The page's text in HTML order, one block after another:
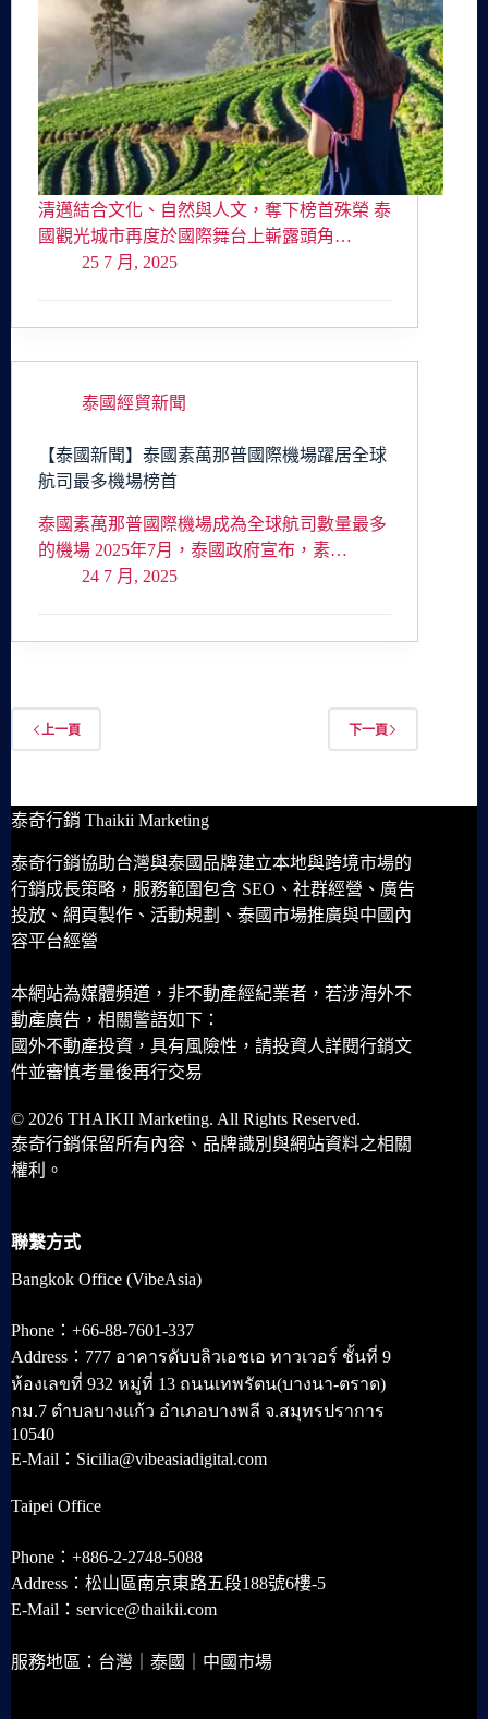
清邁結合文化、自然與人文，奪下榜首殊榮 泰
國觀光城市再度於國際舞台上嶄露頭角…
25 7 月, 2025
泰國經貿新聞
【泰國新聞】泰國素萬那普國際機場躍居全球
航司最多機場榜首
泰國素萬那普國際機場成為全球航司數量最多
的機場 2025年7月，泰國政府宣布，素…
24 7 月, 2025
上一頁 下一頁
泰奇行銷 Thaikii Marketing
泰奇行銷協助台灣與泰國品牌建立本地與跨境市場的
行銷成長策略，服務範圍包含 SEO、社群經營、廣告
投放、網頁製作、活動規劃、泰國市場推廣與中國內
容平台經營
本網站為媒體頻道，非不動產經紀業者，若涉海外不
動產廣告，相關警語如下：
國外不動產投資，具有風險性，請投資人詳閱行銷文
件並審慎考量後再行交易
© 2026 THAIKII Marketing. All Rights Reserved.
泰奇行銷保留所有內容、品牌識別與網站資料之相關
權利。
聯繫方式
Bangkok Office (VibeAsia)
Phone：+66-88-7601-337
Address：777 อาคารดับบลิวเอชเอ ทาวเวอร์ ชั้นที่ 9
ห้องเลขที่ 932 หมู่ที่ 13 ถนนเทพรัตน(บางนา-ตราด)
กม.7 ตำบลบางแก้ว อำเภอบางพลี จ.สมุทรปราการ
10540
E-Mail：Sicilia@vibeasiadigital.com
Taipei Office
Phone：+886-2-2748-5088
Address：松山區南京東路五段188號6樓-5
E-Mail：service@thaikii.com
服務地區：台灣｜泰國｜中國市場